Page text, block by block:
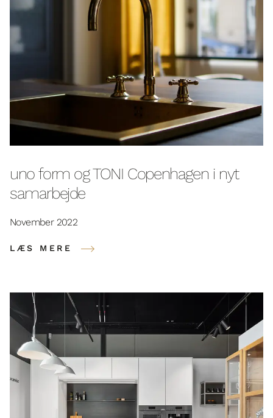
uno form og TONI Copenhagen i nyt
samarbejde
November 2022
LÆS MERE